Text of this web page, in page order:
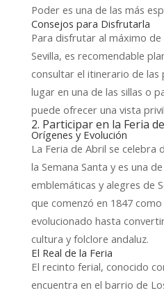
Poder es una de las más
Consejos para Disfrutarla
Para disfrutar al máximo de
Sevilla, es recomendable
consultar el itinerario de las
lugar en una de las sillas o
puede ofrecer una vista
2. Participar en la Feria
Orígenes y Evolución
La Feria de Abril se celebra
la Semana Santa y es una
emblemáticas y alegres de
que comenzó en 1847
evolucionado hasta
cultura y folclore andaluz.
El Real de la Feria
El recinto ferial, conocido
encuentra en el barrio de